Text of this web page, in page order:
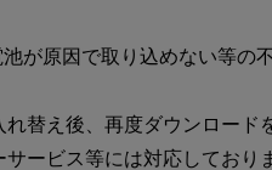
が原因で取り込めない等の
替え後、再度ダウンロード
ービス等には対応しており